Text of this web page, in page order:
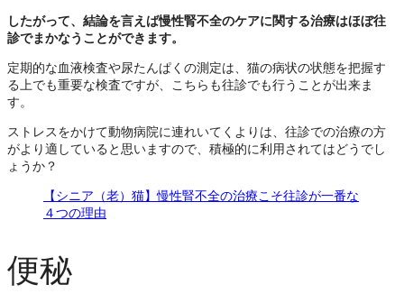
したがって、結論を言えば慢性腎不全のケアに関する治療はほぼ往
診でまかなうことができます。
定期的な血液検査や尿たんぱくの測定は、猫の病状の状態を把握す
る上でも重要な検査ですが、こちらも往診でも行うことが出来ま
す。
ストレスをかけて動物病院に連れいてくよりは、往診での治療の方
がより適していると思いますので、積極的に利用されてはどうでし
ょうか？
【シニア（老）猫】慢性腎不全の治療こそ往診が一番な
４つの理由
便秘